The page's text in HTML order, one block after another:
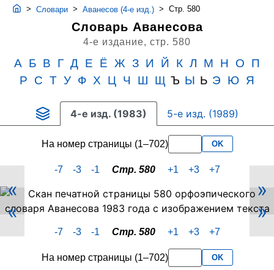
> Словари > Аванесов (4-е изд.) > Стр. 580
Словарь Аванесова
4-е издание, стр. 580
А Б В Г Д Е Ё Ж З И Й К Л М Н О
П
Р
С Т У Ф Х Ц Ч Ш Щ Ъ Ы Ь Э Ю Я
4-е изд. (1983) 5-е изд. (1989)
На номер страницы (1–702) OK
-7 -3 -1 Стр. 580 +1 +3 +7
Скан
PDF-
страницы
580
Аванесова
«
»
«
»
-7 -3 -1 Стр. 580 +1 +3 +7
На номер страницы (1–702) OK